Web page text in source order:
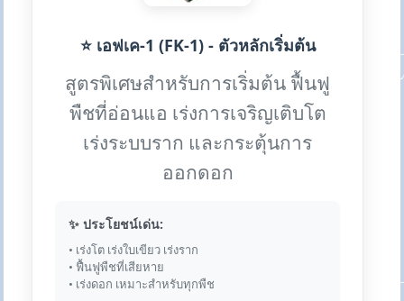
⭐ เอฟเค-1 (FK-1) - ตัวหลักเริ่มต้น
สูตรพิเศษสำหรับการเริ่มต้น ฟื้นฟู
พืชที่อ่อนแอ เร่งการเจริญเติบโต
เร่งระบบราก และกระตุ้นการ
ออกดอก
✨ ประโยชน์เด่น:
• เร่งโต เร่งใบเขียว เร่งราก
• ฟื้นฟูพืชที่เสียหาย
• เร่งดอก เหมาะสำหรับทุกพืช